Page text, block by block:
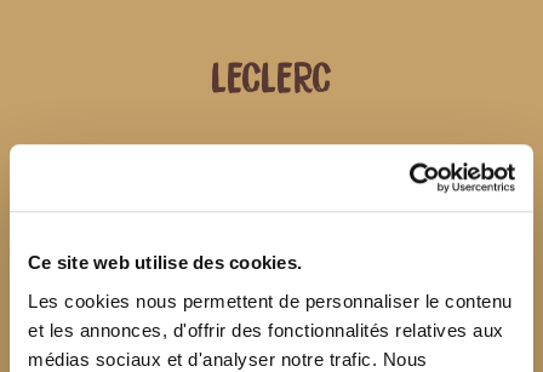
Ce site web utilise des cookies.
Les cookies nous permettent de personnaliser le contenu
et les annonces, d'offrir des fonctionnalités relatives aux
médias sociaux et d'analyser notre trafic. Nous
LECLERC